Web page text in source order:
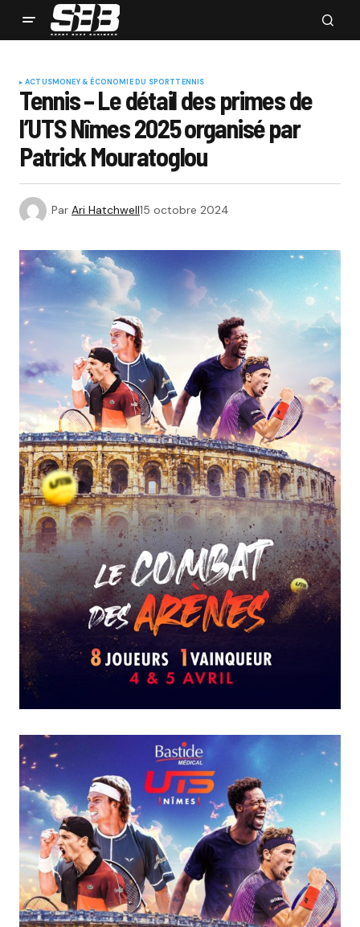
ACTUSMONEY & ÉCONOMIE DU SPORTTENNIS
Tennis – Le détail des primes de
l’UTS Nîmes 2025 organisé par
Patrick Mouratoglou
Par Ari Hatchwell15 octobre 2024